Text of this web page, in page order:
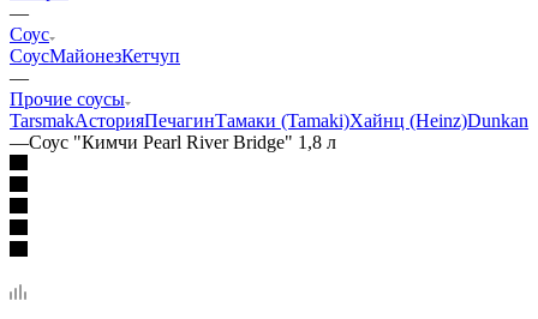
—
Соус
СоусМайонезКетчуп
—
Прочие соусы
TarsmakАсторияПечагинТамаки (Tamaki)Хайнц (Heinz)Dunkan
—Соус "Кимчи Pearl River Bridge" 1,8 л